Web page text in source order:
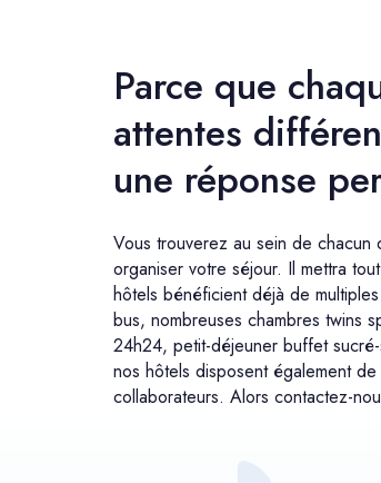
Parce que
attentes
une réponse
Vous trouverez au sein de
organiser votre séjour. Il mettra
hôtels bénéficient déjà de
bus, nombreuses chambres twins
24h24, petit-déjeuner buffet
nos hôtels disposent également
collaborateurs. Alors contactez-